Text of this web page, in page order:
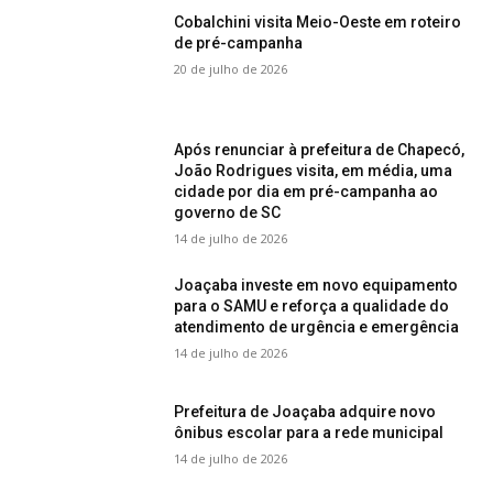
Cobalchini visita Meio-Oeste em roteiro
de pré-campanha
20 de julho de 2026
Após renunciar à prefeitura de Chapecó,
João Rodrigues visita, em média, uma
cidade por dia em pré-campanha ao
governo de SC
14 de julho de 2026
Joaçaba investe em novo equipamento
para o SAMU e reforça a qualidade do
atendimento de urgência e emergência
14 de julho de 2026
Prefeitura de Joaçaba adquire novo
ônibus escolar para a rede municipal
14 de julho de 2026